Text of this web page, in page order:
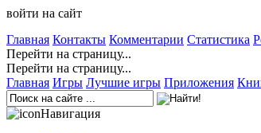
войти на сайт
Главная Контакты Комментарии Статистика
Перейти на страницу...
Перейти на страницу...
Главная Игры Лучшие игры Приложения
Навигация